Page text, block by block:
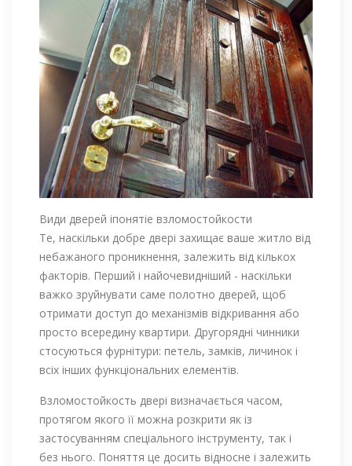
Види дверей іпонятіе взломостойкости
Те, наскільки добре двері захищає ваше житло від
небажаного проникнення, залежить від кількох
факторів. Перший і найочевидніший - наскільки
важко зруйнувати саме полотно дверей, щоб
отримати доступ до механізмів відкривання або
просто всередину квартири. Другорядні чинники
стосуються фурнітури: петель, замків, личинок і
всіх інших функціональних елементів.
Взломостойкость двері визначається часом,
протягом якого її можна розкрити як із
застосуванням спеціального інструменту, так і
без нього. Поняття це досить відносне і залежить